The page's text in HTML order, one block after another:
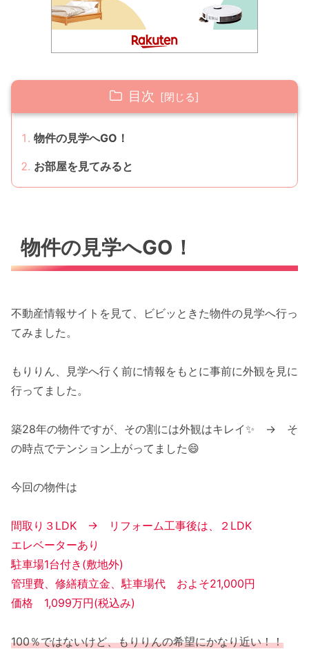
目次
物件の見学へGO！
お部屋を見てみると
物件の見学へGO！
不動産情報サイトを見て、ビビッときた物件の見学へ行っ
てみました。
もりりん、見学へ行く前に情報をもとに事前に外観を見に
行ってました。
築28年の物件ですが、その割には外観はキレイ✨ → そ
の時点でテンション上がってました😄
今回の物件は
間取り３LDK → リフォーム工事後は、２LDK
エレベーターあり
駐車場1台付き(敷地外)
管理費、修繕積立金、駐車場代 およそ21,000円
価格 1,099万円(税込み)
100％ではないけど、もりりんの希望にかなり近い！！